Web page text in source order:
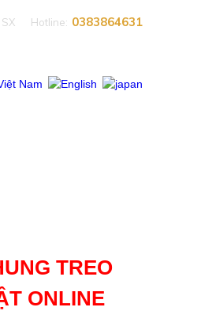
Hotline: 0383864631​
TREO
ONLINE